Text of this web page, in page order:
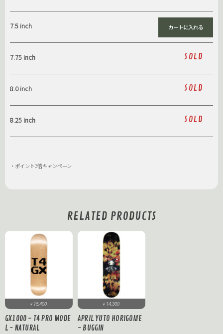
7.5 inch
7.75 inch SOLD
8.0 inch SOLD
8.25 inch SOLD
・ポイント3倍キャンペーン
RELATED PRODUCTS
¥ 15,400
GX1000 - T4 PRO MODE
L - NATURAL
¥ 14,300
APRIL YUTO HORIGOME
- BUGGIN